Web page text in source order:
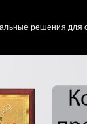
решения для